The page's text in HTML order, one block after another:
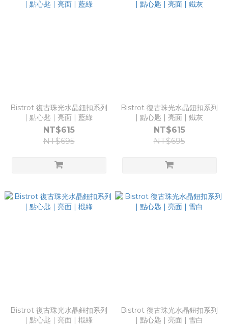
Bistrot 復古珠光水晶鈕扣系列
| 點心匙 | 亮面 | 藍綠
NT$615
NT$695
Bistrot 復古珠光水晶鈕扣系列
| 點心匙 | 亮面 | 鐵灰
NT$615
NT$695
Bistrot 復古珠光水晶鈕扣系列
| 點心匙 | 亮面 | 椴綠
Bistrot 復古珠光水晶鈕扣系列
| 點心匙 | 亮面 | 雪白